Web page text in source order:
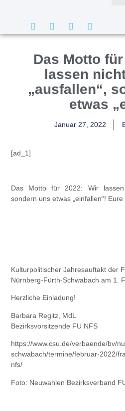
Das Motto
lassen
„ausfallen“,
etwas
Januar 27, 2022
[ad_1]
Das Motto für 2022: Wir lassen
sondern uns etwas „einfallen“! Eure
Kulturpolitischer Jahresauftakt der
Nürnberg-Fürth-Schwabach am 1.
Herzliche Einladung!
Barbara Regitz , MdL
Bezirksvorsitzende FU NFS
https://www.csu.de/verbaende/bv/
schwabach/termine/februar-2022/
nfs/
Foto: Neuwahlen Bezirksverband